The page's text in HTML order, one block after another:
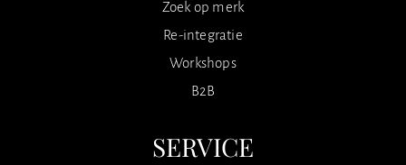
Zoek op merk
Re-integratie
Workshops
B2B
SERVICE